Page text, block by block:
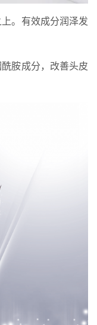
。有效成分润泽发
胺成分，改善头皮